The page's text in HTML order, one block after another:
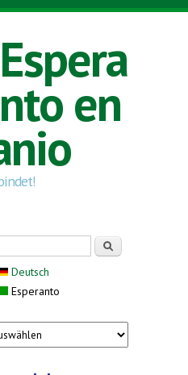
Espera
nto en
Deutsch
Esperanto